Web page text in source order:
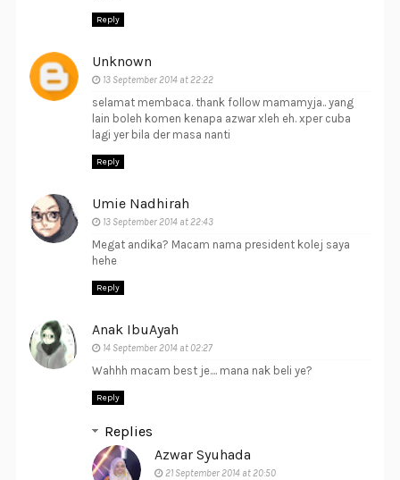
Reply
Unknown
13 September 2014 at 22:22
selamat membaca. thank follow mamamyja.. yang
lain boleh komen kenapa azwar xleh eh. xper cuba
lagi yer bila der masa nanti
Reply
Umie Nadhirah
13 September 2014 at 22:43
Megat andika? Macam nama president kolej saya
hehe
Reply
Anak IbuAyah
14 September 2014 at 02:27
Wahhh macam best je.... mana nak beli ye?
Reply
Replies
Azwar Syuhada
21 September 2014 at 20:50